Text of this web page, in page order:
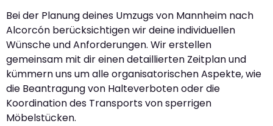
Bei der Planung deines Umzugs von Mannheim nach
Alcorcón berücksichtigen wir deine individuellen
Wünsche und Anforderungen. Wir erstellen
gemeinsam mit dir einen detaillierten Zeitplan und
kümmern uns um alle organisatorischen Aspekte, wie
die Beantragung von Halteverboten oder die
Koordination des Transports von sperrigen
Möbelstücken.